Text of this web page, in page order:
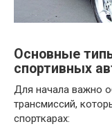
Основные
спортивных
Для начала важно
трансмиссий,
спорткарах: